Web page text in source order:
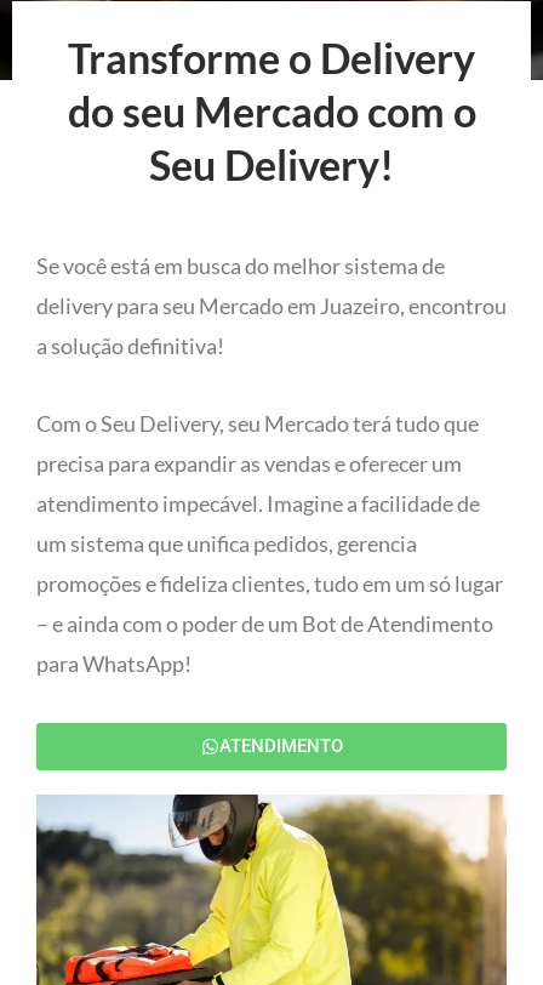
Transforme o Delivery
do seu Mercado com o
Seu Delivery!
Se você está em busca do melhor sistema de
delivery para seu Mercado em Juazeiro, encontrou
a solução definitiva!
Com o Seu Delivery, seu Mercado terá tudo que
precisa para expandir as vendas e oferecer um
atendimento impecável. Imagine a facilidade de
um sistema que unifica pedidos, gerencia
promoções e fideliza clientes, tudo em um só lugar
– e ainda com o poder de um Bot de Atendimento
para WhatsApp!
ATENDIMENTO